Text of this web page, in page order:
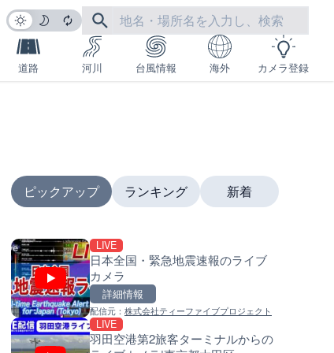
道路 河川 台風情報 海外 カメラ登録
ピックアップ
LIVE
日本全国・緊急地震速報のライブ
カメラ
詳細情報
配信元： 株式会社ティーファイブプロジェクト
LIVE
羽田空港第2旅客ターミナルからの
ランキング
羽田空港第2旅客ターミナルか
配信元：日本テレビ
日本全国・緊急地震速報のラ
新着
南出川水門付近のライブカメ
配信元：日高町役場
比井川水門付近から比井崎海